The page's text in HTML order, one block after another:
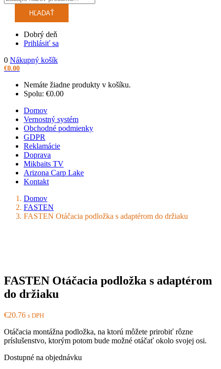
HĽADAŤ
Dobrý deň
Prihlásiť sa
0 Nákupný košík
€0.00
Nemáte žiadne produkty v košíku.
Spolu: €0.00
Domov
Vernostný systém
Obchodné podmienky
GDPR
Reklamácie
Doprava
Mikbaits TV
Arizona Carp Lake
Kontakt
Domov
FASTEN
FASTEN Otáčacia podložka s adaptérom do držiaku
FASTEN Otáčacia podložka s adaptérom
do držiaku
€20.76 s DPH
Otáčacia montážna podložka, na ktorú môžete prirobiť rôzne
príslušenstvo, ktorým potom bude možné otáčať okolo svojej osi.
Dostupné na objednávku